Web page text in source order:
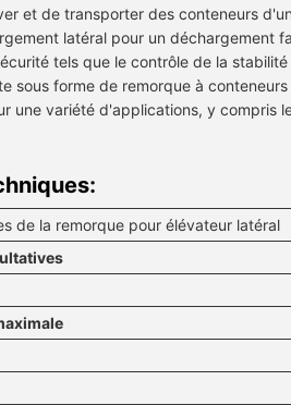
et de transporter des conteneurs
latéral pour un déchargement
tels que le contrôle de la
sous forme de remorque à
une variété d'applications, y compris
de la remorque pour élévateur latéral